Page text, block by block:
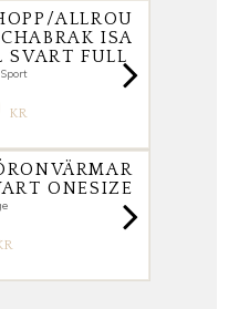
ALLROU
ISA
SVART FULL
KR
ONESIZE